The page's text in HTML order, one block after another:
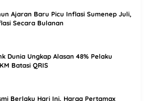
Ajaran Baru Picu Inflasi Sumenep Juli,
Secara Bulanan
Dunia Ungkap Alasan 48% Pelaku
Batasi QRIS
Berlaku Hari Ini, Harga Pertamax